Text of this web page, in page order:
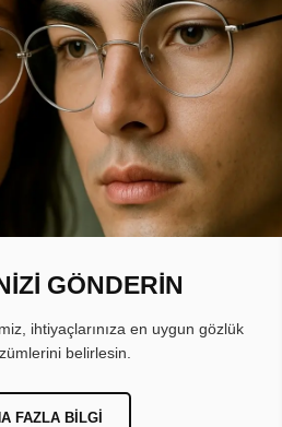
GÖNDERİN
ihtiyaçlarınıza en uygun gözlük
belirlesin.
FAZLA BILGI